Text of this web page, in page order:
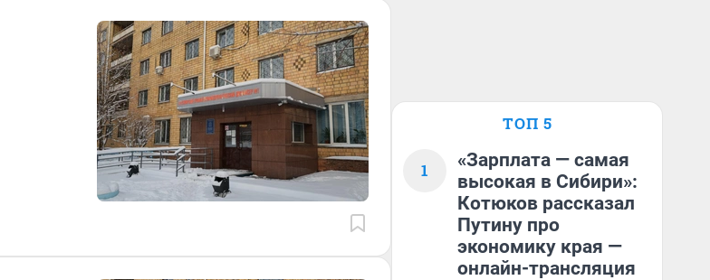
ТОП 5
1
«Зарплата — самая
высокая в Сибири»:
Котюков рассказал
Путину про
экономику края —
онлайн-трансляция